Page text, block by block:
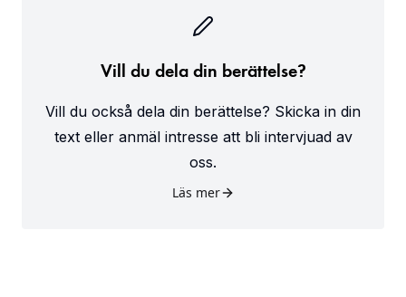
Vill du dela din berättelse?
Vill du också dela din berättelse? Skicka in din
text eller anmäl intresse att bli intervjuad av
oss.
Läs mer